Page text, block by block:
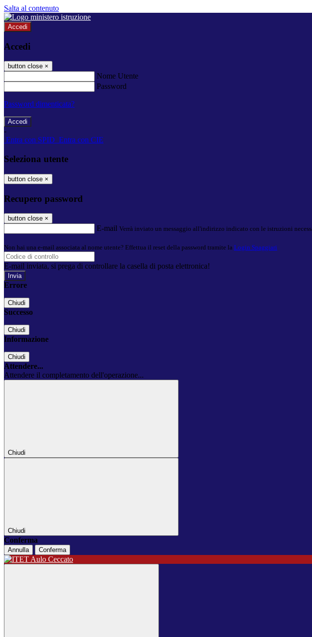
Salta al contenuto
Accedi
Accedi
button close ×
Nome Utente
Password
Password dimenticata?
-
Entra con SPID Entra con CIE
Seleziona utente
button close ×
Recupero password
button close ×
E-mail Verrà inviato un messaggio all'indirizzo indicato con le istruzioni
Non hai una e-mail associata al nome utente? Effettua il reset della password tramite la Login Spaggiari
E-mail inviata, si prega di controllare la casella di posta elettronica!
Errore
Chiudi
Successo
Chiudi
Informazione
Chiudi
Attendere...
Attendere il completamento dell'operazione...
Chiudi
Chiudi
Conferma
Annulla Conferma